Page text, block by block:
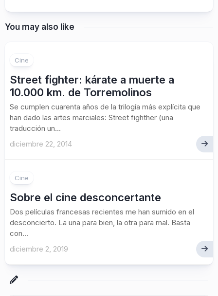
You may also like
Cine
Street fighter: kárate a muerte a
10.000 km. de Torremolinos
Se cumplen cuarenta años de la trilogía más explícita que
han dado las artes marciales: Street fighther (una
traducción un...
diciembre 22, 2014
Cine
Sobre el cine desconcertante
Dos películas francesas recientes me han sumido en el
desconcierto. La una para bien, la otra para mal. Basta
con...
diciembre 2, 2019